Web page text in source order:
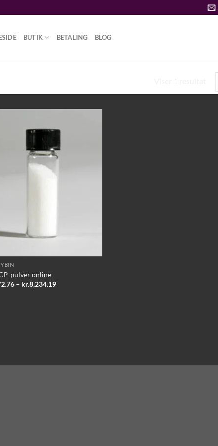
BUTIK BETALING BLOG
pulver online
– kr.8,234.19Prisinterval: